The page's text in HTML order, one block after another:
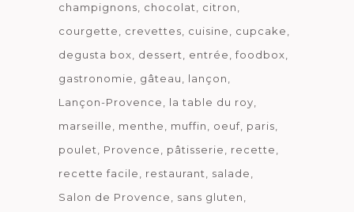
champignons
chocolat
citron
courgette
crevettes cuisine
cupcake
degusta box
dessert entrée
foodbox
gastronomie
gâteau
lançon
Lançon-Provence
la table du roy
marseille
menthe muffin oeuf paris
poulet
Provence pâtisserie
recette
recette facile
restaurant
salade
Salon de Provence
sans gluten